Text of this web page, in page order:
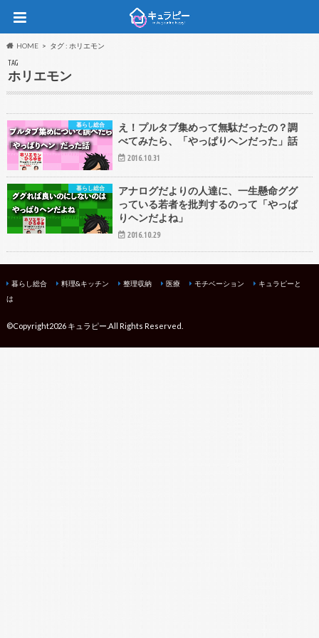
HOME タグ : ホリエモン
TAG
ホリエモン
暮らし総合
え！プルタブ集めって無駄だったの？調
べてみたら、「やっぱりヘンだった」話
2016.10.31
暮らし総合
アナログだよりの人達に、一生懸命ググ
っている若者を批判するのって「やっぱ
りヘンだよね」
2016.10.29
暮らし総合 料理&キッチン 整理収納 医療 モチベーション
キュラピーと
は
©Copyright2026 キュラピー .All Rights Reserved.